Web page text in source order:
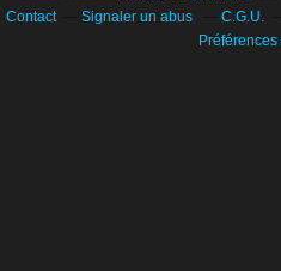
Contact
Signaler un abus C.G.U.